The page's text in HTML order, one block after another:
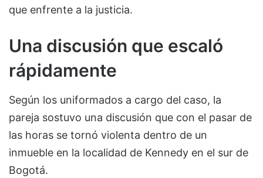
que enfrente a la justicia.
Una discusión que escaló
rápidamente
Según los uniformados a cargo del caso, la
pareja sostuvo una discusión que con el pasar de
las horas se tornó violenta dentro de un
inmueble en la localidad de Kennedy en el sur de
Bogotá.